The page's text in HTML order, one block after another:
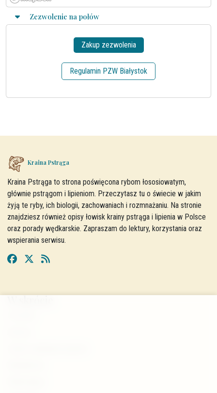
Zezwolenie na połów
Zakup zezwolenia
Regulamin PZW Białystok
Kraina Pstrąga
Kraina Pstrąga to strona poświęcona rybom łososiowatym,
głównie pstrągom i lipieniom. Przeczytasz tu o świecie w jakim
żyją te ryby, ich biologii, zachowaniach i rozmnażaniu. Na stronie
znajdziesz również opisy łowisk krainy pstrąga i lipienia w Polsce
oraz porady wędkarskie. Zapraszam do lektury, korzystania oraz
wspierania serwisu.
W skrócie